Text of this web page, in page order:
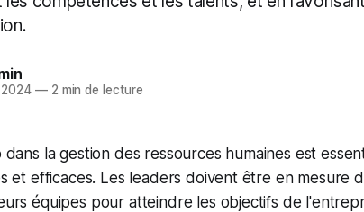
2024 —2 min de lecture
dans la gestion des ressources humaines est
et efficaces. Les leaders doivent être en mesure
équipes pour atteindre les objectifs de